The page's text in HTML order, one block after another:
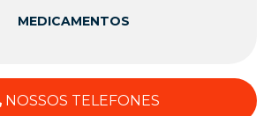
MEDICAMENTOS
NOSSOS TELEFONES